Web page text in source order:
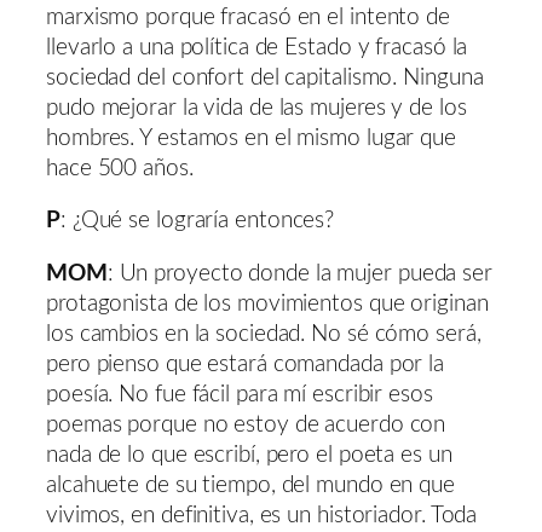
marxismo porque fracasó en el intento de
llevarlo a una política de Estado y fracasó la
sociedad del confort del capitalismo. Ninguna
pudo mejorar la vida de las mujeres y de los
hombres. Y estamos en el mismo lugar que
hace 500 años.
P: ¿Qué se lograría entonces?
MOM : Un proyecto donde la mujer pueda ser
protagonista de los movimientos que originan
los cambios en la sociedad. No sé cómo será,
pero pienso que estará comandada por la
poesía. No fue fácil para mí escribir esos
poemas porque no estoy de acuerdo con
nada de lo que escribí, pero el poeta es un
alcahuete de su tiempo, del mundo en que
vivimos, en definitiva, es un historiador. Toda